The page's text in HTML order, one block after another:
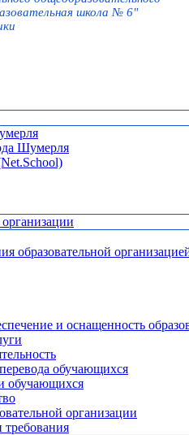
школа № 6"
Шумерля
образовательной
и оснащенность
обучающихся
обучающихся
организации
требования